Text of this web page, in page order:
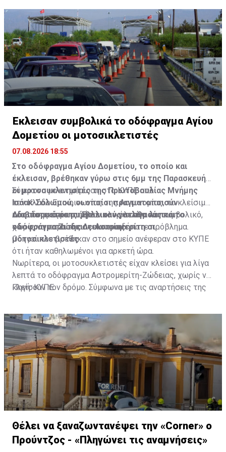
Έκλεισαν συμβολικά το οδόφραγμα Αγίου
Δομετίου οι μοτοσικλετιστές
07.08.2026 18:55
Στο οδόφραγμα Αγίου Δομετίου, το οποίο και
έκλεισαν, βρέθηκαν γύρω στις 6μμ της Παρασκευής
οι μοτοσυκλετιστές της Πρωτοβουλίας Μνήμης
Ισάακ-Σολωμού, οι οποίοι πραγματοποιούν
οδοιπορικό σε συμβολικούς σταθμούς και
οδοφράγματα της Λευκωσίας.
Σύμφωνα με ενημέρωση στο ΚΥΠΕ από
τον Κλάδο Επικοινωνίας της Αστυνομίας, το κλείσιμο
του οδοφράγματος ήταν ολιγόλεπτο και συμβολικό,
χωρίς να παρουσιαστεί οποιοδήποτε πρόβλημα.
Διαβάστε επίσης:Έκλεισαν για λίγα λεπτά το
οδόφραγμα Ζώδειας-Αστρομερίτη οι
μοτοσικλετιστές
Οδηγοί που βρέθηκαν στο σημείο ανέφεραν στο ΚΥΠΕ
ότι ήταν καθηλωμένοι για αρκετή ώρα.
Νωρίτερα, οι μοτοσυκλετιστές είχαν κλείσει για λίγα
λεπτά το οδόφραγμα Αστρομερίτη-Ζώδειας, χωρίς να
κλείσουν τον δρόμο. Σύμφωνα με τις αναρτήσεις της
τους, οι μοτοσυκλετιστές έκαναν στάση και στον
Τύμβο Μακεδονίτισσας, πριν φτάσουν στο οδόφραγμα
Αγίου Δομετίου.
Πηγή: ΚΥΠΕ
Θέλει να ξαναζωντανέψει την «Corner» o
Προύντζος - «Πληγώνει τις αναμνήσεις»